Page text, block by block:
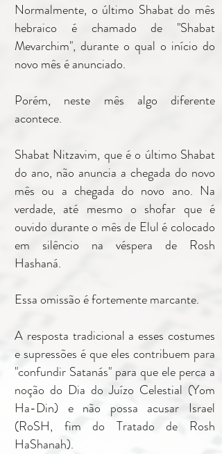
Normalmente, o último Shabat do mês
hebraico é chamado de "Shabat
Mevarchim", durante o qual o início do
novo mês é anunciado.
Porém, neste mês algo diferente
acontece.
Shabat Nitzavim, que é o último Shabat
do ano, não anuncia a chegada do novo
mês ou a chegada do novo ano. Na
verdade, até mesmo o shofar que é
ouvido durante o mês de Elul é colocado
em silêncio na véspera de Rosh
Hashaná.
Essa omissão é fortemente marcante.
A resposta tradicional a esses costumes
e supressões é que eles contribuem para
"confundir Satanás" para que ele perca a
noção do Dia do Juízo Celestial (Yom
Ha-Din) e não possa acusar Israel
(RoSH, fim do Tratado de Rosh
HaShanah).